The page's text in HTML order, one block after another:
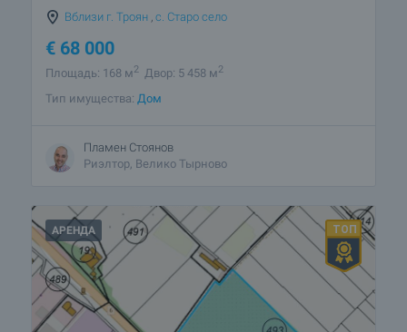
Вблизи г. Троян с. Старо село
€ 68 000
Площадь: 168 м2 Двор: 5 458 м2
Тип имущества: Дом
Пламен Стоянов
Риэлтор, Велико Тырново
АРЕНДА